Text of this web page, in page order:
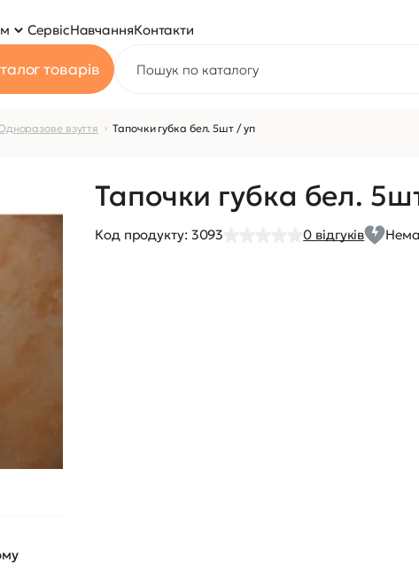
СервісНавчанняКонтакти
товарів
взуття Тапочки губка бел. 5шт / уп
Тапочки губка бел.
Код продукту: 3093 0 відгуків